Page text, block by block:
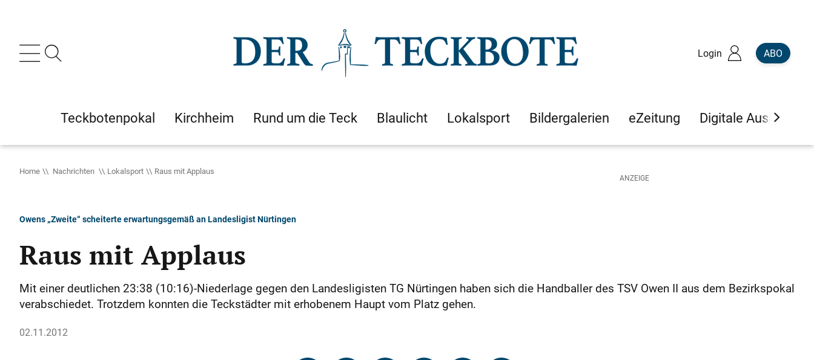
Login ABO
Teckbotenpokal Kirchheim Rund um die Teck Blaulicht Lokalsport Bildergalerien eZeitung Digitale Ausgaben
Home Nachrichten Lokalsport Raus mit Applaus
Owens „Zweite“ scheiterte erwartungsgemäß an Landesligist Nürtingen
Raus mit Applaus
Mit einer deutlichen 23:38 (10:16)-Niederlage gegen den Landesligisten TG Nürtingen haben sich die Handballer des TSV Owen II aus dem Bezirkspokal
verabschiedet. Trotzdem konnten die Teckstädter mit erhobenem Haupt vom Platz gehen.
02.11.2012